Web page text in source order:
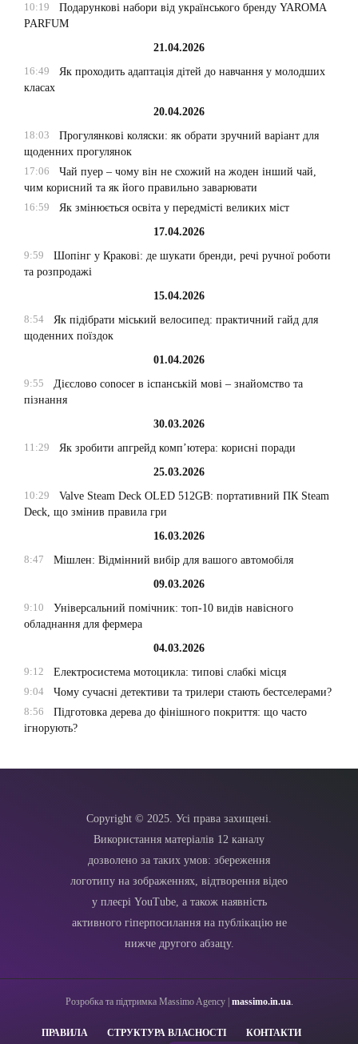
10:19
Подарункові набори від українського бренду YAROMA
PARFUM
21.04.2026
16:49
Як проходить адаптація дітей до навчання у молодших
класах
20.04.2026
18:03
Прогулянкові коляски: як обрати зручний варіант для
щоденних прогулянок
17:06
Чай пуер – чому він не схожий на жоден інший чай,
чим корисний та як його правильно заварювати
16:59
Як змінюється освіта у передмісті великих міст
17.04.2026
9:59
Шопінг у Кракові: де шукати бренди, речі ручної роботи
та розпродажі
15.04.2026
8:54
Як підібрати міський велосипед: практичний гайд для
щоденних поїздок
01.04.2026
9:55
Дієслово conocer в іспанській мові – знайомство та
пізнання
30.03.2026
11:29
Як зробити апгрейд комп’ютера: корисні поради
25.03.2026
10:29
Valve Steam Deck OLED 512GB: портативний ПК Steam
Deck, що змінив правила гри
16.03.2026
8:47
Мішлен: Відмінний вибір для вашого автомобіля
09.03.2026
9:10
Універсальний помічник: топ-10 видів навісного
обладнання для фермера
04.03.2026
9:12
Електросистема мотоцикла: типові слабкі місця
9:04
Чому сучасні детективи та трилери стають бестселерами?
8:56
Підготовка дерева до фінішного покриття: що часто
ігнорують?
Copyright © 2025. Усі права захищені.
Використання матеріалів 12 каналу
дозволено за таких умов: збереження
логотипу на зображеннях, відтворення відео
у плеєрі YouTube, а також наявність
активного гіперпосилання на публікацію не
нижче другого абзацу.
Розробка та підтримка Massimo Agency | massimo.in.ua.
ПРАВИЛА СТРУКТУРА ВЛАСНОСТІ КОНТАКТИ